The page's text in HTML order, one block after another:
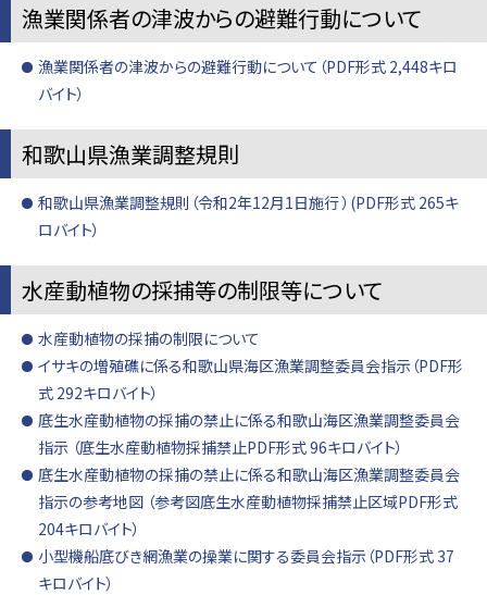
漁業関係者の津波からの避難行動について
漁業関係者の津波からの避難行動について（PDF形式 2,448キロ
バイト）
和歌山県漁業調整規則
和歌山県漁業調整規則（令和2年12月1日施行 ）(PDF形式 265キ
ロバイト）
水産動植物の採捕等の制限等について
水産動植物の採捕の制限について
イサキの増殖礁に係る和歌山県海区漁業調整委員会指示（PDF形
式 292キロバイト）
底生水産動植物の採捕の禁止に係る和歌山海区漁業調整委員会
指示 （底生水産動植物採捕禁止PDF形式 96キロバイト）
底生水産動植物の採捕の禁止に係る和歌山海区漁業調整委員会
指示の参考地図 （参考図底生水産動植物採捕禁止区域PDF形式
204キロバイト）
小型機船底びき網漁業の操業に関する委員会指示（PDF形式 37
キロバイト）